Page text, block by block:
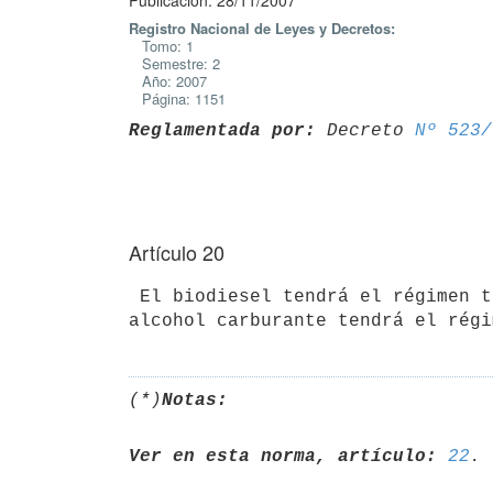
Registro Nacional de Leyes y Decretos:
Tomo: 1
Semestre: 2
Año: 2007
Página: 1151
Reglamentada por: Decreto Nº
Artículo 20
(*)Notas:
Ver en esta norma, artículo: 22